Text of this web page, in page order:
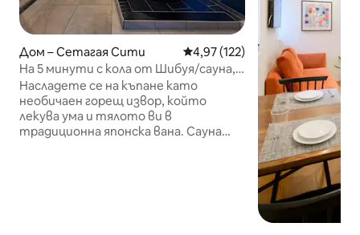
Дом – Сетагая Сити Средна оценка: 4,97 от 5,
4,97 (122)
На 5 минути с кола от Шибуя/сауна,
вана, барбекю на покрива, караоке/
безжичен интернет/отстъпка за
последователни нощувки/на 25
минути от летище Ханеда
Насладете се на къпане като
необичаен горещ извор, който
лекува ума и тялото ви в
традиционна японска вана. Сауна